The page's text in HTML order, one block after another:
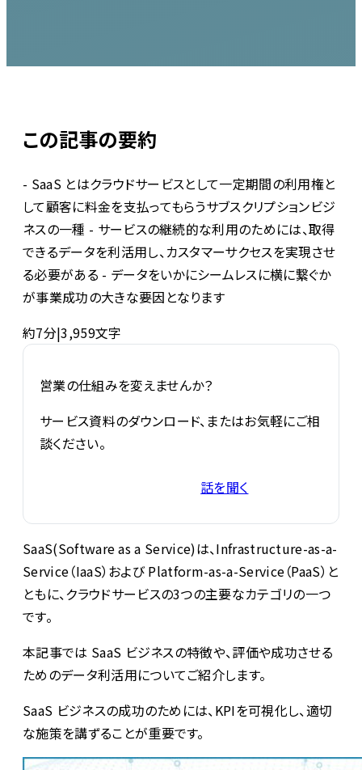
この記事の要約
- SaaS とはクラウドサービスとして一定期間の利用権と
して顧客に料金を支払ってもらうサブスクリプションビジ
ネスの一種 - サービスの継続的な利用のためには、取得
できるデータを利活用し、カスタマーサクセスを実現させ
る必要がある - データをいかにシームレスに横に繋ぐか
が事業成功の大きな要因となります
約7分|3,959文字
営業の仕組みを変えませんか？
サービス資料のダウンロード、またはお気軽にご相
談ください。
話を聞く
SaaS(Software as a Service)は、Infrastructure-as-a-
Service（IaaS）および Platform-as-a-Service（PaaS）と
ともに、クラウドサービスの3つの主要なカテゴリの一つ
です。
本記事では SaaS ビジネスの特徴や、評価や成功させる
ためのデータ利活用についてご紹介します。
SaaS ビジネスの成功のためには、KPIを可視化し、適切
な施策を講ずることが重要です。